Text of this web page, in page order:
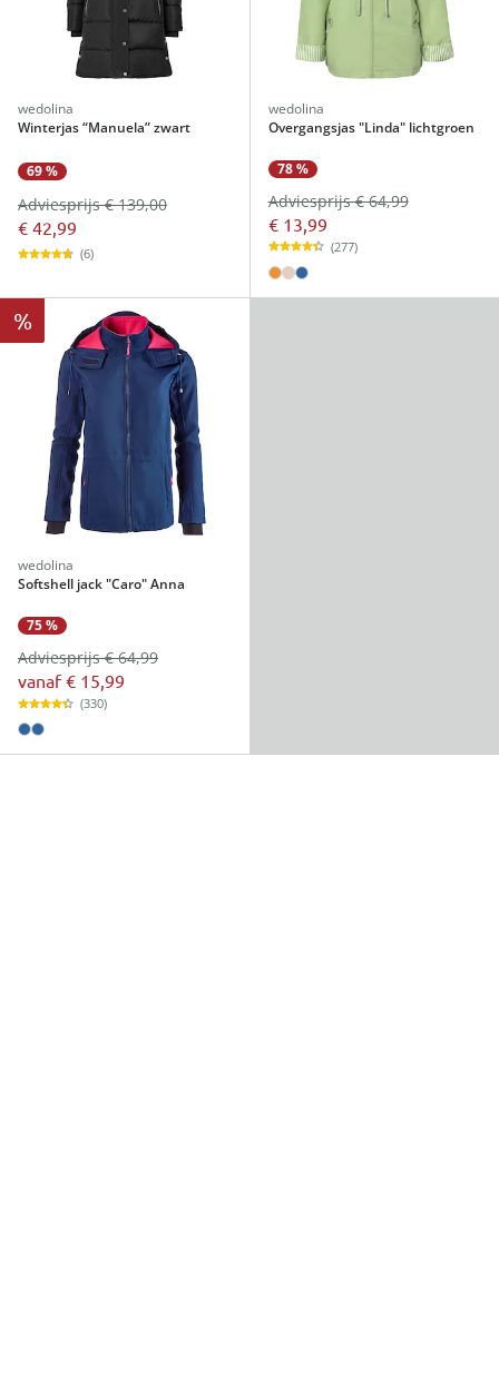
wedolina
Winterjas “Manuela” zwart
69 %
€ 42,99
Adviesprijs € 139,00
(6)
wedolina
Overgangsjas "Linda" lichtgroen
78 %
€ 13,99
Adviesprijs € 64,99
(277)
%
wedolina
Softshell jack "Caro" Anna
75 %
vanaf€ 15,99
Adviesprijs € 64,99
(330)